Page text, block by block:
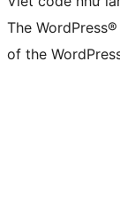
The
of the